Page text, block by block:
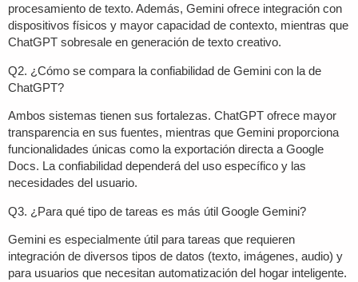
procesamiento de texto. Además, Gemini ofrece integración con
dispositivos físicos y mayor capacidad de contexto, mientras que
ChatGPT sobresale en generación de texto creativo.
Q2. ¿Cómo se compara la confiabilidad de Gemini con la de
ChatGPT?
Ambos sistemas tienen sus fortalezas. ChatGPT ofrece mayor
transparencia en sus fuentes, mientras que Gemini proporciona
funcionalidades únicas como la exportación directa a Google
Docs. La confiabilidad dependerá del uso específico y las
necesidades del usuario.
Q3. ¿Para qué tipo de tareas es más útil Google Gemini?
Gemini es especialmente útil para tareas que requieren
integración de diversos tipos de datos (texto, imágenes, audio) y
para usuarios que necesitan automatización del hogar inteligente.